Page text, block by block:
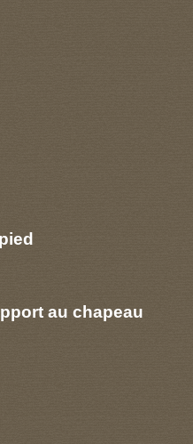
au chapeau